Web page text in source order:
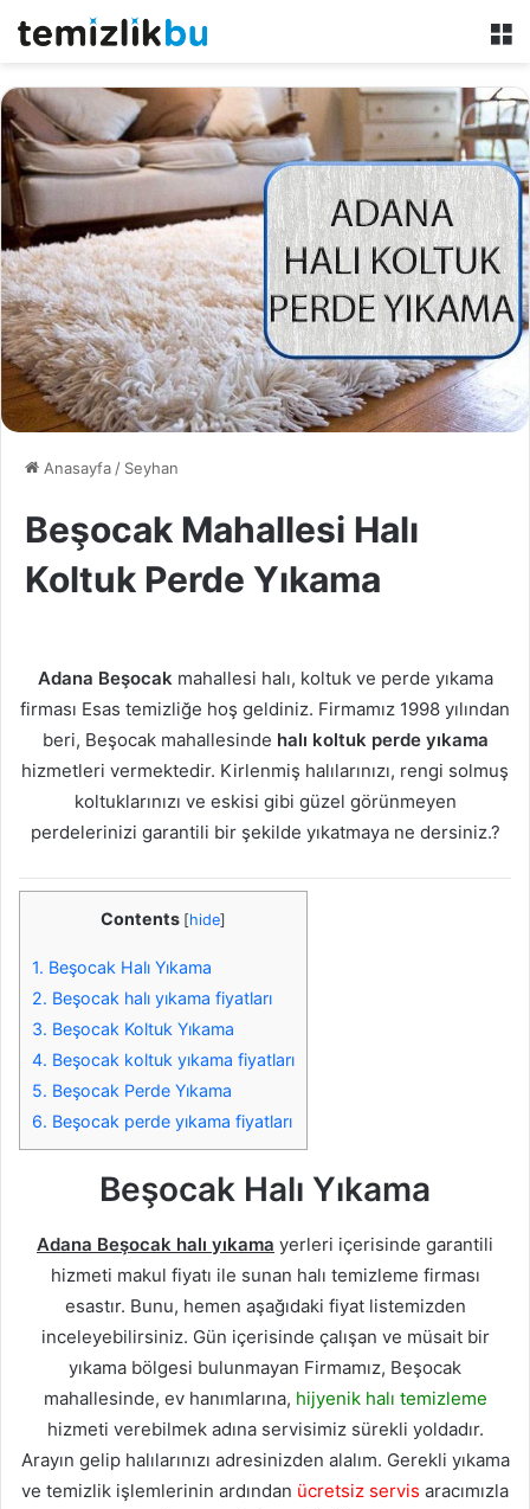
Anasayfa / Seyhan
Beşocak Mahallesi Halı
Koltuk Perde Yıkama
Adana Beşocakmahallesi halı, koltuk ve perde yıkama
firması Esas temizliğe hoş geldiniz. Firmamız 1998 yılından
beri, Beşocak mahallesinde halı koltuk perde yıkama
hizmetleri vermektedir. Kirlenmiş halılarınızı, rengi solmuş
koltuklarınızı ve eskisi gibi güzel görünmeyen
perdelerinizi garantili bir şekilde yıkatmaya ne dersiniz.?
Contents [hide]
1. Beşocak Halı Yıkama
2. Beşocak halı yıkama fiyatları
3. Beşocak Koltuk Yıkama
4. Beşocak koltuk yıkama fiyatları
5. Beşocak Perde Yıkama
6. Beşocak perde yıkama fiyatları
Beşocak Halı Yıkama
Adana Beşocak halı yıkama yerleri içerisinde garantili
hizmeti makul fiyatı ile sunan halı temizleme firması
esastır. Bunu, hemen aşağıdaki fiyat listemizden
inceleyebilirsiniz. Gün içerisinde çalışan ve müsait bir
yıkama bölgesi bulunmayan Firmamız, Beşocak
mahallesinde, ev hanımlarına, hijyenik halı temizleme
hizmeti verebilmek adına servisimiz sürekli yoldadır.
Arayın gelip halılarınızı adresinizden alalım. Gerekli yıkama
ve temizlik işlemlerinin ardından ücretsiz servis aracımızla